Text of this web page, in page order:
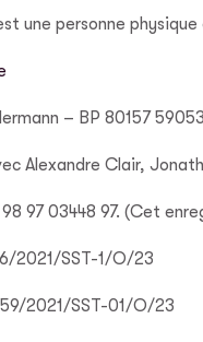
une personne physique
– BP 80157 59053
Alexandre Clair,
98 97 03448 97. (Cet
2021/SST-1/O/23
2021/SST-01/O/23